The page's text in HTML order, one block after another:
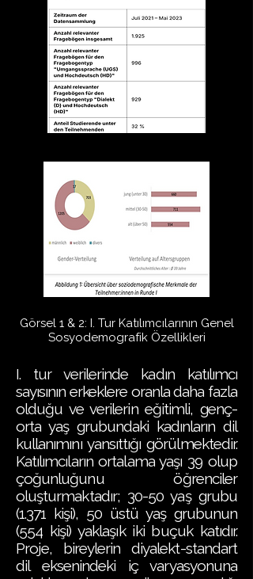
Görsel 1 & 2: I. Tur Katılımcılarının Genel
Sosyodemografik Özellikleri
I. tur verilerinde kadın katılımcı
sayısının erkeklere oranla daha fazla
olduğu ve verilerin eğitimli, genç-
orta yaş grubundaki kadınların dil
kullanımını yansıttığı görülmektedir.
Katılımcıların ortalama yaşı 39 olup
çoğunluğunu öğrenciler
oluşturmaktadır; 30-50 yaş grubu
(1.371 kişi), 50 üstü yaş grubunun
(554 kişi) yaklaşık iki buçuk katıdır.
Proje, bireylerin diyalekt-standart
dil eksenindeki iç varyasyonuna